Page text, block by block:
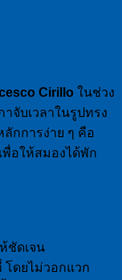
Cirillo ในช่วง
จับเวลาในรูปทรง
ลักการง่าย ๆ คือ
พื่อให้สมองได้พัก
ชัดเจน
โดยไม่วอกแวก